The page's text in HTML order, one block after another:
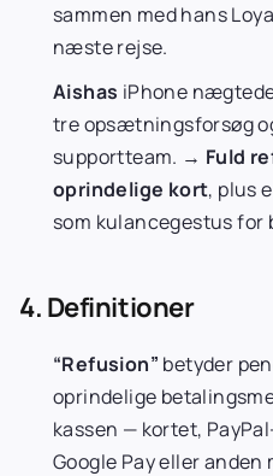
sammen med hans
næste rejse.
Aishas iPhone
tre opsætningsforsøg
supportteam. → Fuld
oprindelige kort, plus
som kulancegestus for
4. Definitioner
“Refusion” betyder
oprindelige
kassen — kortet,
Google Pay eller